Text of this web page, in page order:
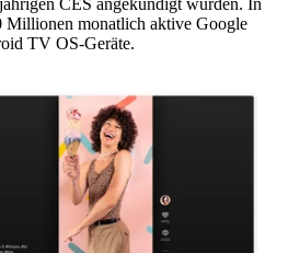
Millionen monatlich aktive Google
TV OS-Geräte.